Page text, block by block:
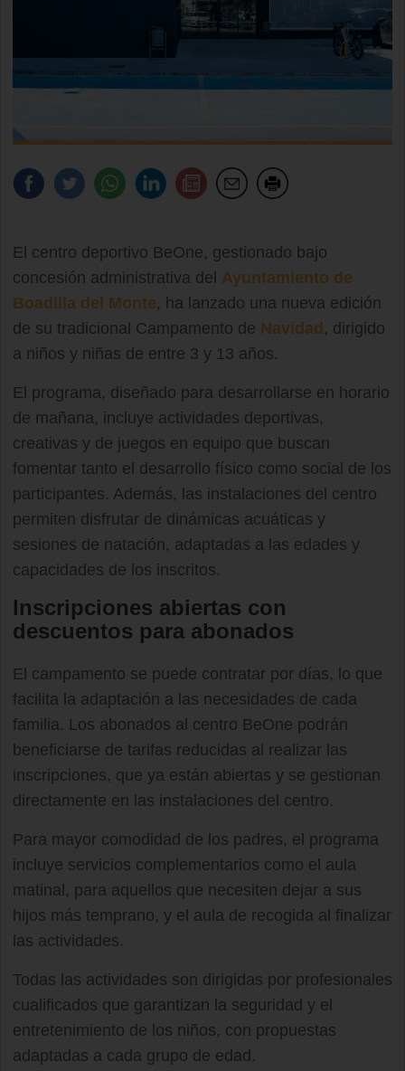
El centro deportivo BeOne, gestionado bajo
concesión administrativa del Ayuntamiento de
Boadilla del Monte, ha lanzado una nueva edición
de su tradicional Campamento de Navidad , dirigido
a niños y niñas de entre 3 y 13 años.
El programa, diseñado para desarrollarse en horario
de mañana, incluye actividades deportivas,
creativas y de juegos en equipo que buscan
fomentar tanto el desarrollo físico como social de los
participantes. Además, las instalaciones del centro
permiten disfrutar de dinámicas acuáticas y
sesiones de natación, adaptadas a las edades y
capacidades de los inscritos.
Inscripciones abiertas con
descuentos para abonados
El campamento se puede contratar por días, lo que
facilita la adaptación a las necesidades de cada
familia. Los abonados al centro BeOne podrán
beneficiarse de tarifas reducidas al realizar las
inscripciones, que ya están abiertas y se gestionan
directamente en las instalaciones del centro.
Para mayor comodidad de los padres, el programa
incluye servicios complementarios como el aula
matinal, para aquellos que necesiten dejar a sus
hijos más temprano, y el aula de recogida al finalizar
las actividades.
Todas las actividades son dirigidas por profesionales
cualificados que garantizan la seguridad y el
entretenimiento de los niños, con propuestas
adaptadas a cada grupo de edad.